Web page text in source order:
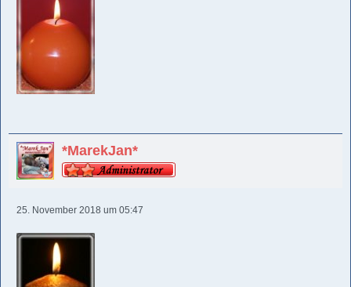
*MarekJan*
25. November 2018 um 05:47